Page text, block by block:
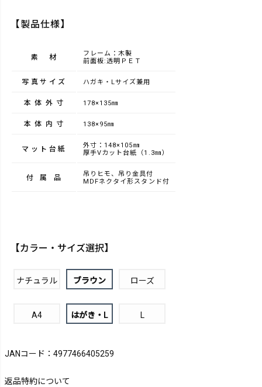
【製品仕様】
素材
フレーム：木製
前面板:透明ＰＥＴ
写真サイズ ハガキ・Lサイズ兼用
本体外寸 178×135㎜
本体内寸 138×95㎜
マット台紙
外寸：148×105㎜
厚手Vカット台紙（1.3㎜）
付属品
吊りヒモ、吊り金具付
MDFネクタイ形スタンド付
【カラー・サイズ選択】
ナチュラル ブラウン ローズ
A4 はがき・L L
JANコード：4977466405259
返品特約について